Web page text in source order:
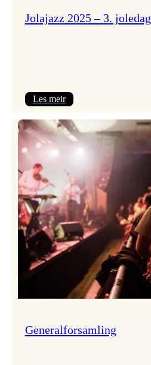
Jolajazz 2025 – 3. joledag
Les meir:
2025
–
joledag
Generalforsamling